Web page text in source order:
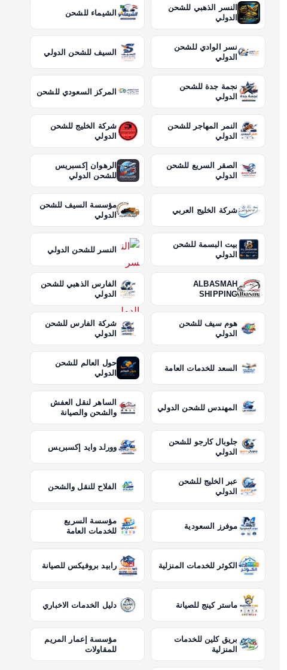
النسر الذهبي للشحن
الدولي
الشيماء للشحن
نسر الوادي للشحن
الدولي
السيف للشحن الدولي
نجمة جدة للشحن
الدولي
المركز السعودي للشحن
النمر المهاجر للشحن
الدولي
شركة الخليج للشحن
الدولي
الصقر السريع للشحن
الدولي
الرهوان إكسبريس
للشحن الدولي
شركة الخليج العربي
مؤسسة السيف للشحن
الدولي
بيت البسمة للشحن
الدولي
النسر للشحن الدولي
ALBASMAH
SHIPPING
الفارس الذهبي للشحن
الدولي
هوم سيف للشحن
الدولي
شركة الفارس للشحن
الدولي
السعد للخدمات العامة
حول العالم للشحن
الدولي
المهندس للشحن الدولي
الساهر لنقل العفش
والشحن والصيانة
جلوبال كارجو للشحن
الدولي
وورلد وايد إكسبريس
عبر الخليج للشحن
الدولي
الفلاح للنقل والشحن
موفرز السعودية
مؤسسة السريع
للخدمات العامة
الكوثر للخدمات المنزلية رابيد بروفيكس للصيانة
ماستر كينج للصيانة دليل الخدمات الاخباري
بريق كلين للخدمات
المنزلية
مؤسسة إعمار المريم
للمقاولات